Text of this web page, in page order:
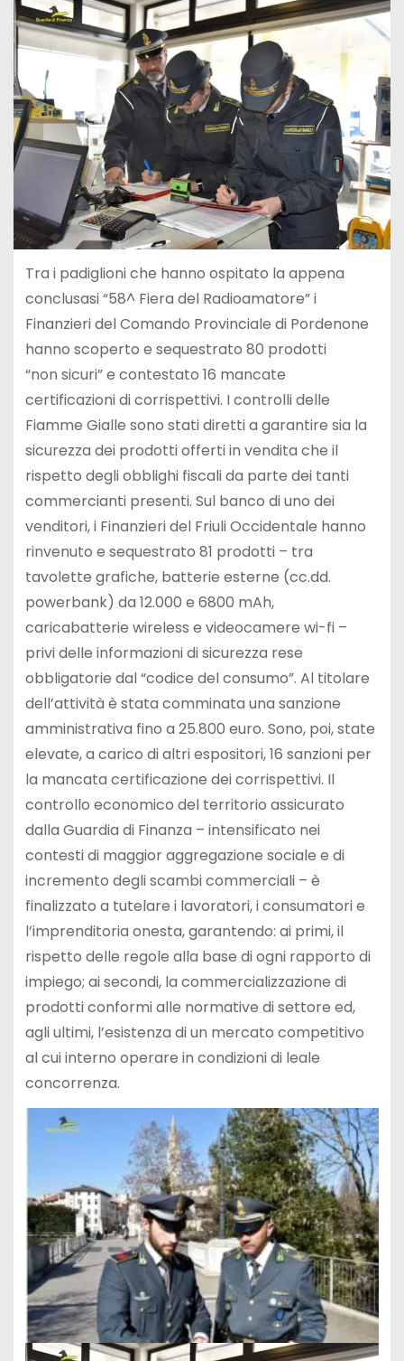
Tra i padiglioni che hanno ospitato la appena
conclusasi “58^ Fiera del Radioamatore” i
Finanzieri del Comando Provinciale di Pordenone
hanno scoperto e sequestrato 80 prodotti
“non sicuri” e contestato 16 mancate
certificazioni di corrispettivi. I controlli delle
Fiamme Gialle sono stati diretti a garantire sia la
sicurezza dei prodotti offerti in vendita che il
rispetto degli obblighi fiscali da parte dei tanti
commercianti presenti. Sul banco di uno dei
venditori, i Finanzieri del Friuli Occidentale hanno
rinvenuto e sequestrato 81 prodotti – tra
tavolette grafiche, batterie esterne (cc.dd.
powerbank) da 12.000 e 6800 mAh,
caricabatterie wireless e videocamere wi-fi –
privi delle informazioni di sicurezza rese
obbligatorie dal “codice del consumo”. Al titolare
dell’attività è stata comminata una sanzione
amministrativa fino a 25.800 euro. Sono, poi, state
elevate, a carico di altri espositori, 16 sanzioni per
la mancata certificazione dei corrispettivi. Il
controllo economico del territorio assicurato
dalla Guardia di Finanza – intensificato nei
contesti di maggior aggregazione sociale e di
incremento degli scambi commerciali – è
finalizzato a tutelare i lavoratori, i consumatori e
l’imprenditoria onesta, garantendo: ai primi, il
rispetto delle regole alla base di ogni rapporto di
impiego; ai secondi, la commercializzazione di
prodotti conformi alle normative di settore ed,
agli ultimi, l’esistenza di un mercato competitivo
al cui interno operare in condizioni di leale
concorrenza.